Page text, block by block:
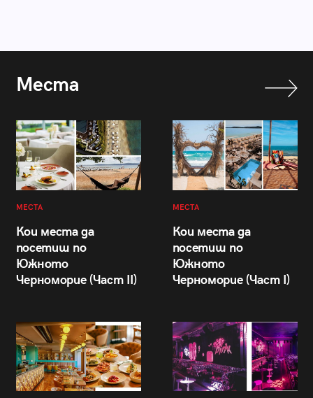
Места
МЕСТА
Кои места да
посетиш по
Южното
Черноморие (Част II)
МЕСТА
Кои места да
посетиш по
Южното
Черноморие (Част I)